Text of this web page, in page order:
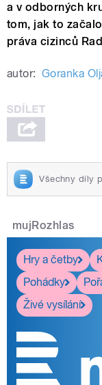
a v odborných
tom, jak to
práva cizinců
autor: Goranka
Všechny díly
mujRozhlas
Hry a četby
Pohádky
Živé vysílání